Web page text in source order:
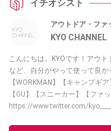
イチオシスト
アウトドア・フ
KYO CHANNEL
こんにちは。KYOです！アウ
など、自分がやって使って良か
【WORKMAN】【キャンプギ
【GU】【スニーカー】【ファ
https://www.twitter.com/